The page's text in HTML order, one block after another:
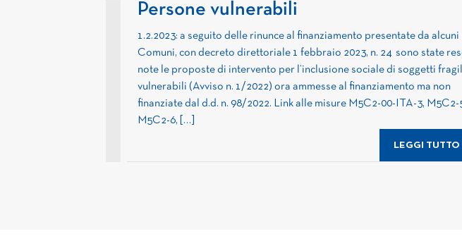
Persone vulnerabili
1.2.2023: a seguito delle rinunce al finanziamento presentate da alcuni
Comuni, con decreto direttoriale 1 febbraio 2023, n. 24 sono state
note le proposte di intervento per l’inclusione sociale di soggetti
vulnerabili (Avviso n. 1/2022) ora ammesse al finanziamento ma non
finanziate dal d.d. n. 98/2022. Link alle misure M5C2-00-ITA-3, M5C2-
M5C2-6, […]
LEGGI TUTTO